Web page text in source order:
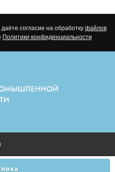
согласие на обработку файлов
Политики конфиденциальности